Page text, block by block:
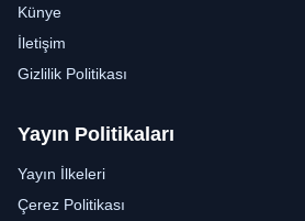
Künye
İletişim
Gizlilik Politikası
Yayın Politikaları
Yayın İlkeleri
Çerez Politikası